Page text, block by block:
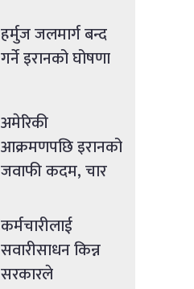
हर्मुज जलमार्ग बन्द
गर्ने इरानको घोषणा
अमेरिकी
आक्रमणपछि इरानको
जवाफी कदम, चार
कर्मचारीलाई
सवारीसाधन किन्न
सरकारले